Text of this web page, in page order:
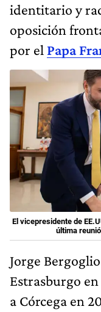
identitario y
oposición
por el Papa
El vicepresidente de
última
Jorge
Estrasburgo
a Córcega en